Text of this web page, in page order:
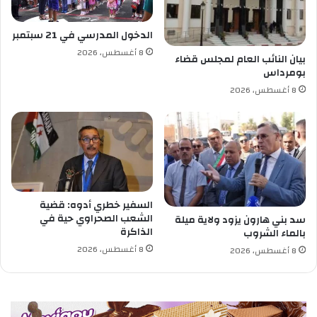
ى
6
4
ل
ع
ي
ا
ل
ا
س
ت
ق
ل
ا
ل
ص
و
ل
ا
ل
إ
ت
د
ا
ء
ا
ل
م
ر
و
ع
ا
بيان النائب العام لمجلس قضاء
بومرداس
8 أغسطس، 2026
الدخول المدرسي في 21 سبتمبر
8 أغسطس، 2026
سد بني هارون يزود ولاية ميلة
بالماء الشروب
8 أغسطس، 2026
السفير خطري أدوه: قضية
الشعب الصحراوي حية في
الذاكرة
8 أغسطس، 2026